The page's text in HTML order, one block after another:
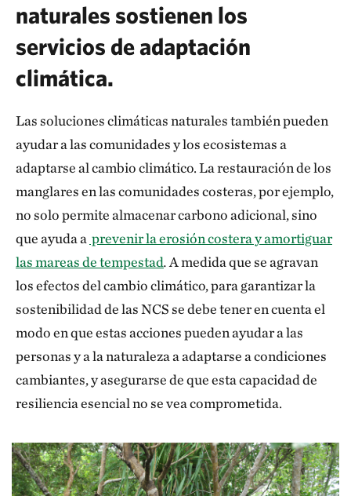
naturales sostienen los
servicios de adaptación
climática.
Las soluciones climáticas naturales también pueden
ayudar a las comunidades y los ecosistemas a
adaptarse al cambio climático. La restauración de los
manglares en las comunidades costeras, por ejemplo,
no solo permite almacenar carbono adicional, sino
que ayuda a prevenir la erosión costera y amortiguar
las mareas de tempestad. A medida que se agravan
los efectos del cambio climático, para garantizar la
sostenibilidad de las NCS se debe tener en cuenta el
modo en que estas acciones pueden ayudar a las
personas y a la naturaleza a adaptarse a condiciones
cambiantes, y asegurarse de que esta capacidad de
resiliencia esencial no se vea comprometida.